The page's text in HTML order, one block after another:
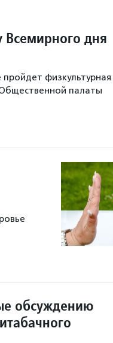
дня
физкультурная
палаты
обсуждению